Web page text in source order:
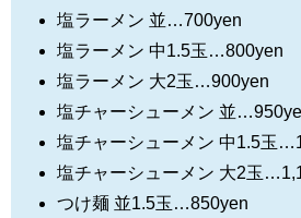
塩ラーメン 並…700yen
塩ラーメン 中1.5玉…800yen
塩ラーメン 大2玉…900yen
塩チャーシューメン 並
塩チャーシューメン 中1.5玉
塩チャーシューメン 大2玉
つけ麺 並1.5玉…850yen